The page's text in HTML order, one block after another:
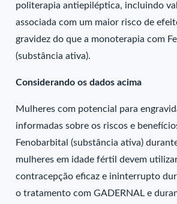
politerapia antiepiléptica, incluindo
associada com um maior risco de
gravidez do que a monoterapia com
(substância ativa).
Considerando os dados acima
Mulheres com potencial para
informadas sobre os riscos e
Fenobarbital (substância ativa)
mulheres em idade fértil devem
contracepção eficaz e ininterrupto
o tratamento com GADERNAL e